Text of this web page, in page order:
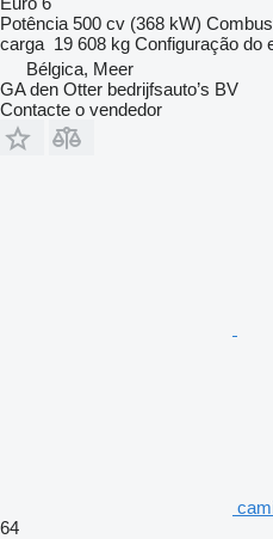
Potência 500 cv (368 kW)
carga 19 608 kg Configuração do
Bélgica, Meer
GA den Otter bedrijfsauto’s BV
Contacte o vendedor
64